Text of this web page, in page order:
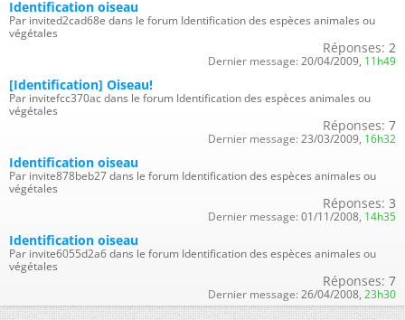
Identification oiseau
Par invited2cad68e dans le forum Identification des espèces animales ou
végétales
Réponses: 2
Dernier message: 20/04/2009, 11h49
[Identification] Oiseau!
Par invitefcc370ac dans le forum Identification des espèces animales ou
végétales
Réponses: 7
Dernier message: 23/03/2009, 16h32
Identification oiseau
Par invite878beb27 dans le forum Identification des espèces animales ou
végétales
Réponses: 3
Dernier message: 01/11/2008, 14h35
Identification oiseau
Par invite6055d2a6 dans le forum Identification des espèces animales ou
végétales
Réponses: 7
Dernier message: 26/04/2008, 23h30